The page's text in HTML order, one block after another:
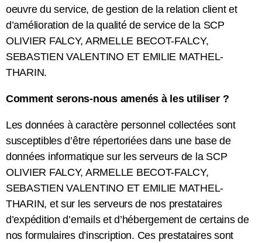
oeuvre du service, de gestion de la relation client et
d’amélioration de la qualité de service de la SCP
OLIVIER FALCY, ARMELLE BECOT-FALCY,
SEBASTIEN VALENTINO ET EMILIE MATHEL-
THARIN.
Comment serons-nous amenés à les utiliser ?
Les données à caractère personnel collectées sont
susceptibles d’être répertoriées dans une base de
données informatique sur les serveurs de la SCP
OLIVIER FALCY, ARMELLE BECOT-FALCY,
SEBASTIEN VALENTINO ET EMILIE MATHEL-
THARIN, et sur les serveurs de nos prestataires
d’expédition d’emails et d’hébergement de certains de
nos formulaires d’inscription. Ces prestataires sont